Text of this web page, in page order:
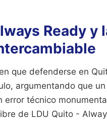
Ready y
que defenderse en
argumentando que
error técnico
de LDU Quito -